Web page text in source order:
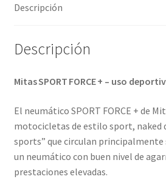
Descripción
Descripción
Mitas SPORT FORCE + – uso
El neumático SPORT FORCE + de
motocicletas de estilo sport, naked
sports” que circulan principalmente
un neumático con buen nivel de
prestaciones elevadas.